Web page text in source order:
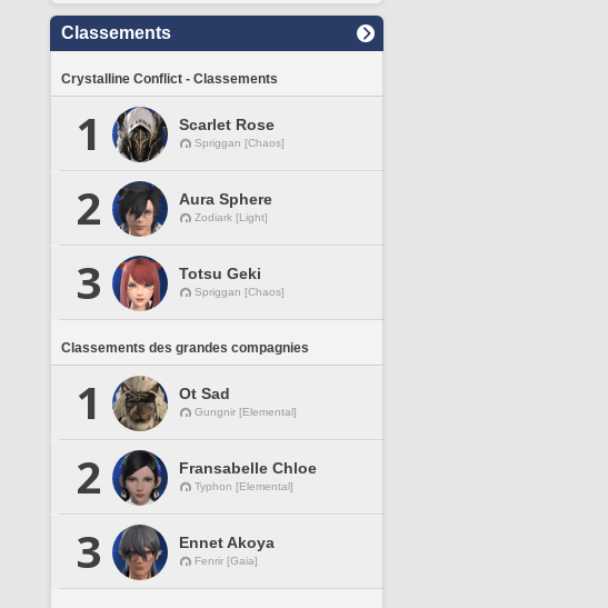
Classements
Crystalline Conflict - Classements
1 Scarlet Rose
Spriggan [Chaos]
2 Aura Sphere
Zodiark [Light]
3 Totsu Geki
Spriggan [Chaos]
Classements des grandes compagnies
1 Ot Sad
Gungnir [Elemental]
2 Fransabelle Chloe
Typhon [Elemental]
3 Ennet Akoya
Fenrir [Gaia]